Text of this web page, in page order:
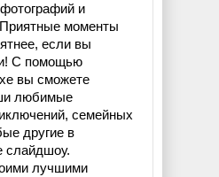
и
моменты
если вы
С помощью
вы сможете
любимые
семейных
другие в
слайдшоу.
лучшими